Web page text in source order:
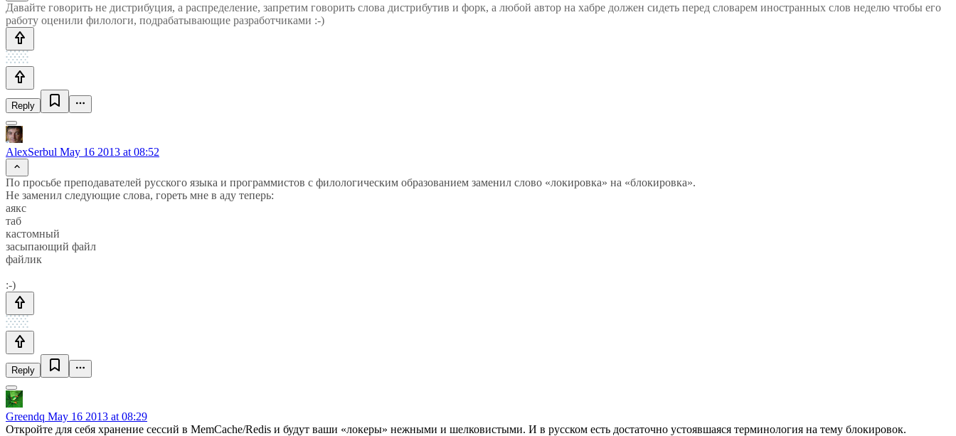
Давайте говорить не дистрибуция, а распределение, запретим говорить слова дистрибутив и форк, а любой автор на хабре должен сидеть перед словарем иностранных слов неделю чтобы его
работу оценили филологи, подрабатывающие разработчиками :-)
Reply
AlexSerbul May 16 2013 at 08:52
По просьбе преподавателей русского языка и программистов с филологическим образованием заменил слово «локировка» на «блокировка».
Не заменил следующие слова, гореть мне в аду теперь:
аякс
таб
кастомный
засыпающий файл
файлик
:-)
Reply
Greendq May 16 2013 at 08:29
Откройте для себя хранение сессий в MemCache/Redis и будут ваши «локеры» нежными и шелковистыми. И в русском есть достаточно устоявшаяся терминология на тему блокировок.